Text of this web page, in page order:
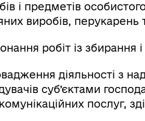
і предметів
виробів,
робіт із збирання і
діяльності з
суб’єктами
послуг,